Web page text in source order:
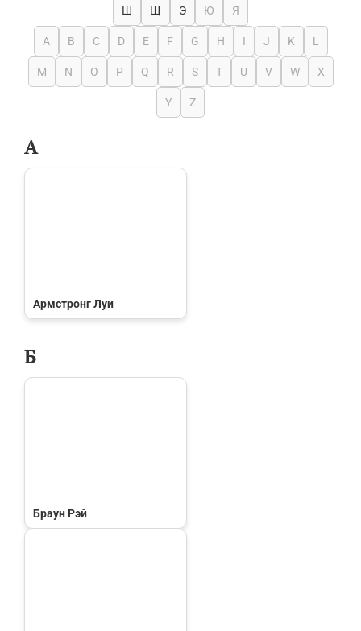
Ш Щ Э Ю Я
A B C D E F G H I J K L
M N O P Q R S T U V W X
Y Z
А
Армстронг Луи
Б
Браун Рэй